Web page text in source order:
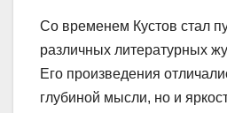
Со временем Кустов стал
различных литературных
Его произведения
глубиной мысли, но и